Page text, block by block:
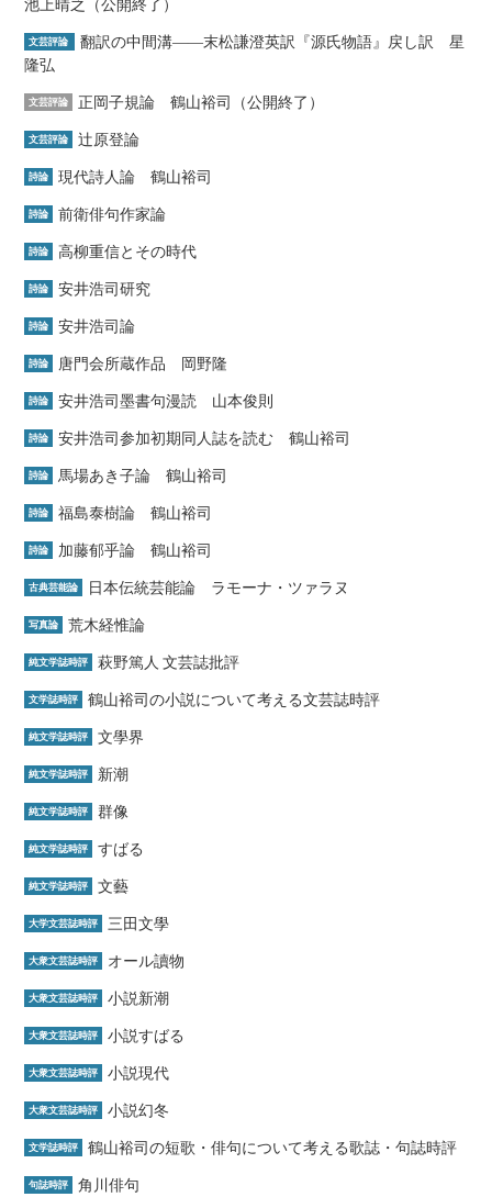
文芸評論
翻訳の中間溝――末松謙澄英訳『源氏物語』戻し訳 星
隆弘
文芸評論 正岡子規論 鶴山裕司（公開終了）
文芸評論 辻原登論
詩論 現代詩人論 鶴山裕司
詩論 前衛俳句作家論
詩論 高柳重信とその時代
詩論 安井浩司研究
詩論 安井浩司論
詩論 唐門会所蔵作品 岡野隆
詩論 安井浩司墨書句漫読 山本俊則
詩論 安井浩司参加初期同人誌を読む 鶴山裕司
詩論 馬場あき子論 鶴山裕司
詩論 福島泰樹論 鶴山裕司
詩論 加藤郁乎論 鶴山裕司
古典芸能論 日本伝統芸能論 ラモーナ・ツァラヌ
写真論 荒木経惟論
純文学誌時評 萩野篤人 文芸誌批評
文学誌時評 鶴山裕司の小説について考える文芸誌時評
純文学誌時評 文學界
純文学誌時評 新潮
純文学誌時評 群像
純文学誌時評 すばる
純文学誌時評 文藝
大学文芸誌時評 三田文學
大衆文芸誌時評 オール讀物
大衆文芸誌時評 小説新潮
大衆文芸誌時評 小説すばる
大衆文芸誌時評 小説現代
大衆文芸誌時評 小説幻冬
文学誌時評 鶴山裕司の短歌・俳句について考える歌誌・句誌時評
句誌時評 角川俳句